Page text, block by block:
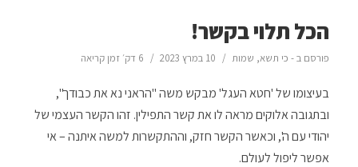
הכל תלוי בקשר!
פורסם ב - כי תשא, שמות 10 במרץ 2023 6 דק׳ זמן קריאה
בעיצומו של 'חטא העגל' מבקש משה "הראני נא את כבודך",
ובתגובה אלוקים מראה לו את קשר התפילין. זהו הקשר העצמי של
יהודי עם ה', וכאשר הקשר חזק, וההתקשרות למשה איתנה – אי
אפשר ליפול לעולם.